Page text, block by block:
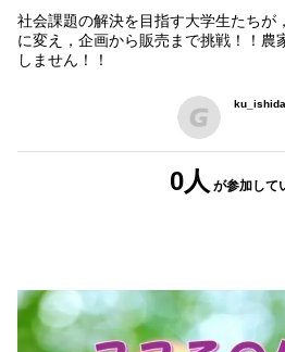
社会課題の解決を目指す大学生たちが
に変え，企画から販売まで挑戦！！農
しません！！
0人 が参加して